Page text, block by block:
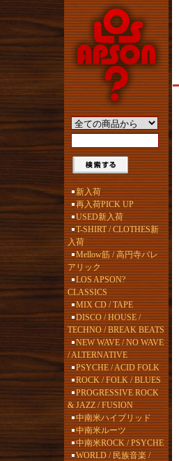
新入荷
再入荷PICK UP
USED新入荷
T-SHIRT / CLOTHES新
入荷
Mellow筋 / 高円寺バレ
アリック
LOS APSON?
CLASSICS
MIX CD / TAPE
DISCO / HOUSE /
TECHNO / BREAK BEATS
NEW WAVE / NO WAVE
/ ALTERNATIVE
PSYCHE / ACID FOLK
ROCK / FOLK / BLUES
PROGRESSIVE ROCK
& JAZZ / FUSION
中南米ハイブリッド
中南米ルーツ
中南米ROCK / PSYCHE
WORLD / 民族音楽 /